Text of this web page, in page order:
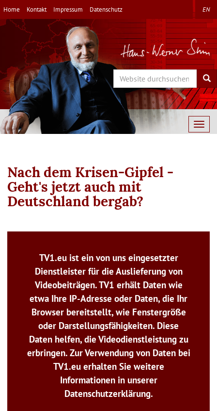
Direkt
zum
Inhalt
Home Kontakt Impressum Datenschutz EN
Search
Nach dem Krisen-Gipfel -
Geht's jetzt auch mit
Deutschland bergab?
TV1.eu ist ein von uns eingesetzter
Dienstleister für die Auslieferung von
Videobeiträgen. TV1 erhält Daten wie
etwa Ihre IP-Adresse oder Daten, die Ihr
Browser bereitstellt, wie Fenstergröße
oder Darstellungsfähigkeiten. Diese
Daten helfen, die Videodienstleistung zu
erbringen. Zur Verwendung von Daten bei
TV1.eu erhalten Sie weitere
Informationen in unserer
Datenschutzerklärung.